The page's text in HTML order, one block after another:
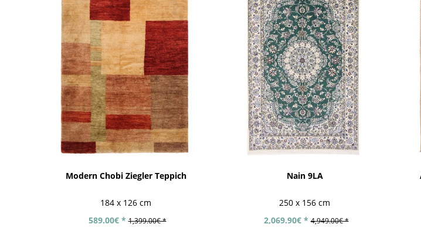
Modern Chobi Ziegler Teppich
184 x 126 cm
589.00€ * 1,399.00€ *
Nain 9LA
250 x 156 cm
2,069.90€ * 4,949.00€ *